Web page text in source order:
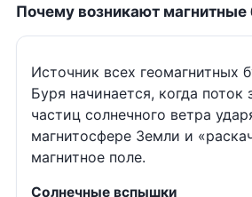
Почему возникают магнитные
Источник всех геомагнитных
Буря начинается, когда поток
частиц солнечного ветра
магнитосфере Земли и
магнитное поле.
Солнечные вспышки